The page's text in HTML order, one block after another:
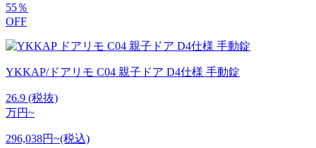
55％
OFF
YKKAP/ドアリモ C04 親子ドア D4仕様 手動錠
26.9 (税抜)
万円~
296,038円~(税込)